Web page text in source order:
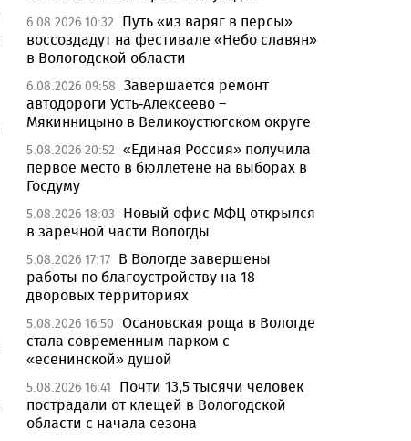
6.08.2026 10:32
Путь «из варяг в персы»
воссоздадут на фестивале «Небо славян»
в Вологодской области
6.08.2026 09:58 Завершается ремонт
автодороги Усть-Алексеево –
Мякинницыно в Великоустюгском округе
5.08.2026 20:52 «Единая Россия» получила
первое место в бюллетене на выборах в
Госдуму
5.08.2026 18:03
Новый офис МФЦ открылся
в заречной части Вологды
5.08.2026 17:17 В Вологде завершены
работы по благоустройству на 18
дворовых территориях
5.08.2026 16:50 Осановская роща в Вологде
стала современным парком с
«есенинской» душой
5.08.2026 16:41
Почти 13,5 тысячи человек
пострадали от клещей в Вологодской
области с начала сезона